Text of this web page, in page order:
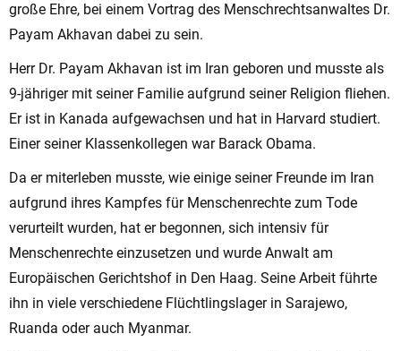
große Ehre, bei einem Vortrag des Menschrechtsanwaltes Dr.
Payam Akhavan dabei zu sein.
Herr Dr. Payam Akhavan ist im Iran geboren und musste als
9-jähriger mit seiner Familie aufgrund seiner Religion fliehen.
Er ist in Kanada aufgewachsen und hat in Harvard studiert.
Einer seiner Klassenkollegen war Barack Obama.
Da er miterleben musste, wie einige seiner Freunde im Iran
aufgrund ihres Kampfes für Menschenrechte zum Tode
verurteilt wurden, hat er begonnen, sich intensiv für
Menschenrechte einzusetzen und wurde Anwalt am
Europäischen Gerichtshof in Den Haag. Seine Arbeit führte
ihn in viele verschiedene Flüchtlingslager in Sarajewo,
Ruanda oder auch Myanmar.